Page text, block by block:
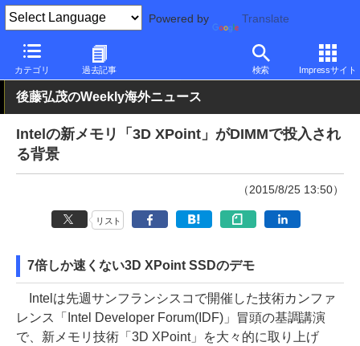
Powered by Translate
カテゴリ 過去記事 検索 Impressサイト
PC Watch 市場 技術
後藤弘茂のWeekly海外ニュース
Intelの新メモリ「3D XPoint」がDIMMで投入され
る背景
（2015/8/25 13:50）
リスト
7倍しか速くない3D XPoint SSDのデモ
Intelは先週サンフランシスコで開催した技術カンファ
レンス「Intel Developer Forum(IDF)」冒頭の基調講演
で、新メモリ技術「3D XPoint」を大々的に取り上げ